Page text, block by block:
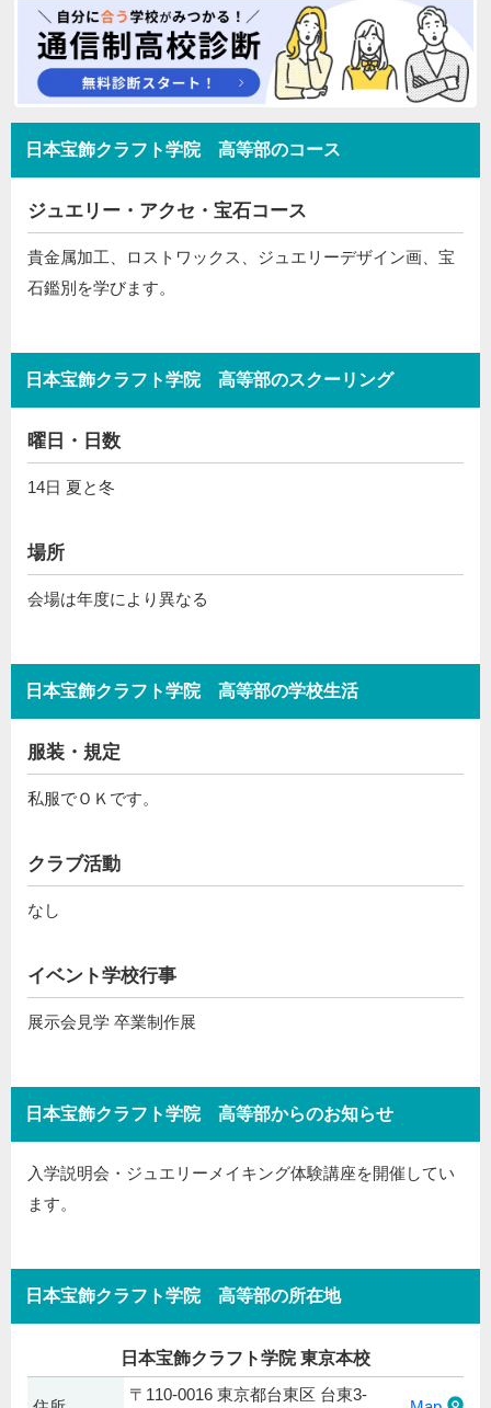
日本宝飾クラフト学院 高等部のコース
ジュエリー・アクセ・宝石コース
貴金属加工、ロストワックス、ジュエリーデザイン画、宝
石鑑別を学びます。
日本宝飾クラフト学院 高等部のスクーリング
曜日・日数
14日 夏と冬
場所
会場は年度により異なる
日本宝飾クラフト学院 高等部の学校生活
服装・規定
私服でＯＫです。
クラブ活動
なし
イベント学校行事
展示会見学 卒業制作展
日本宝飾クラフト学院 高等部からのお知らせ
入学説明会・ジュエリーメイキング体験講座を開催してい
ます。
日本宝飾クラフト学院 高等部の所在地
日本宝飾クラフト学院 東京本校
〒110-0016 東京都台東区 台東3-